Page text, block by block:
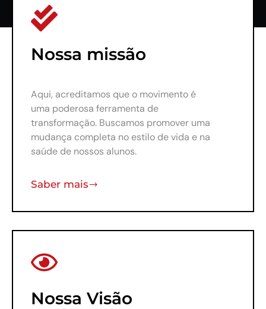
Nossa missão
Aqui, acreditamos que o movimento é
uma poderosa ferramenta de
transformação. Buscamos promover uma
mudança completa no estilo de vida e na
saúde de nossos alunos.
Saber mais
Nossa Visão